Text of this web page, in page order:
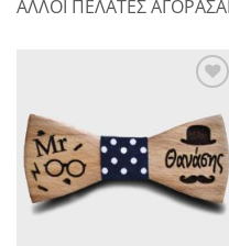
ΑΛΛΟΙ ΠΕΛΑΤΕΣ
στην λίστα
επιθυμητών